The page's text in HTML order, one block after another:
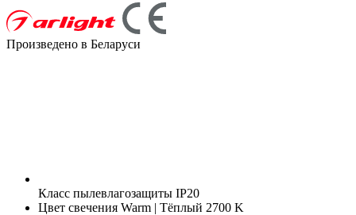
Произведено в Беларуси
Класс пылевлагозащиты IP20
Цвет свечения Warm | Тёплый 2700 K